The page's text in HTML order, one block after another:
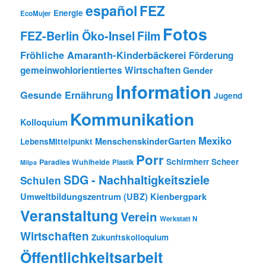
EcoMujer Energie españolFEZ
FEZ-Berlin Öko-Insel Film Fotos
Fröhliche Amaranth-Kinderbäckerei Förderung
gemeinwohlorientiertes Wirtschaften Gender
Gesunde Ernährung Information Jugend
Kolloquium Kommunikation
LebensMittelpunkt MenschenskinderGarten Mexiko
Milpa Paradies Wuhlheide Plastik Porr Schirmherr Scheer
Schulen SDG - Nachhaltigkeitsziele
Umweltbildungszentrum (UBZ) Kienbergpark
VeranstaltungVerein Werkstatt N
Wirtschaften Zukunftskolloquium
Öffentlichkeitsarbeit